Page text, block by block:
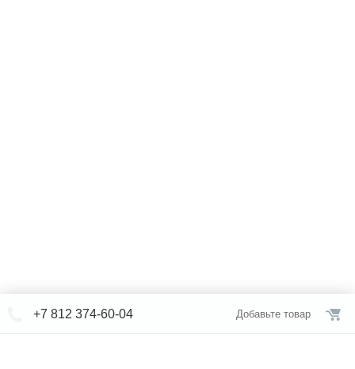
+7 812 374-60-04 Добавьте товар